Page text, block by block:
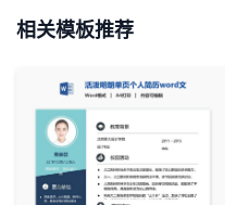
相关模板推荐